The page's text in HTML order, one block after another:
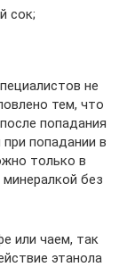
сок;
не
тем, что
попадания
попадании в
только в
без
или чаем, так
этанола